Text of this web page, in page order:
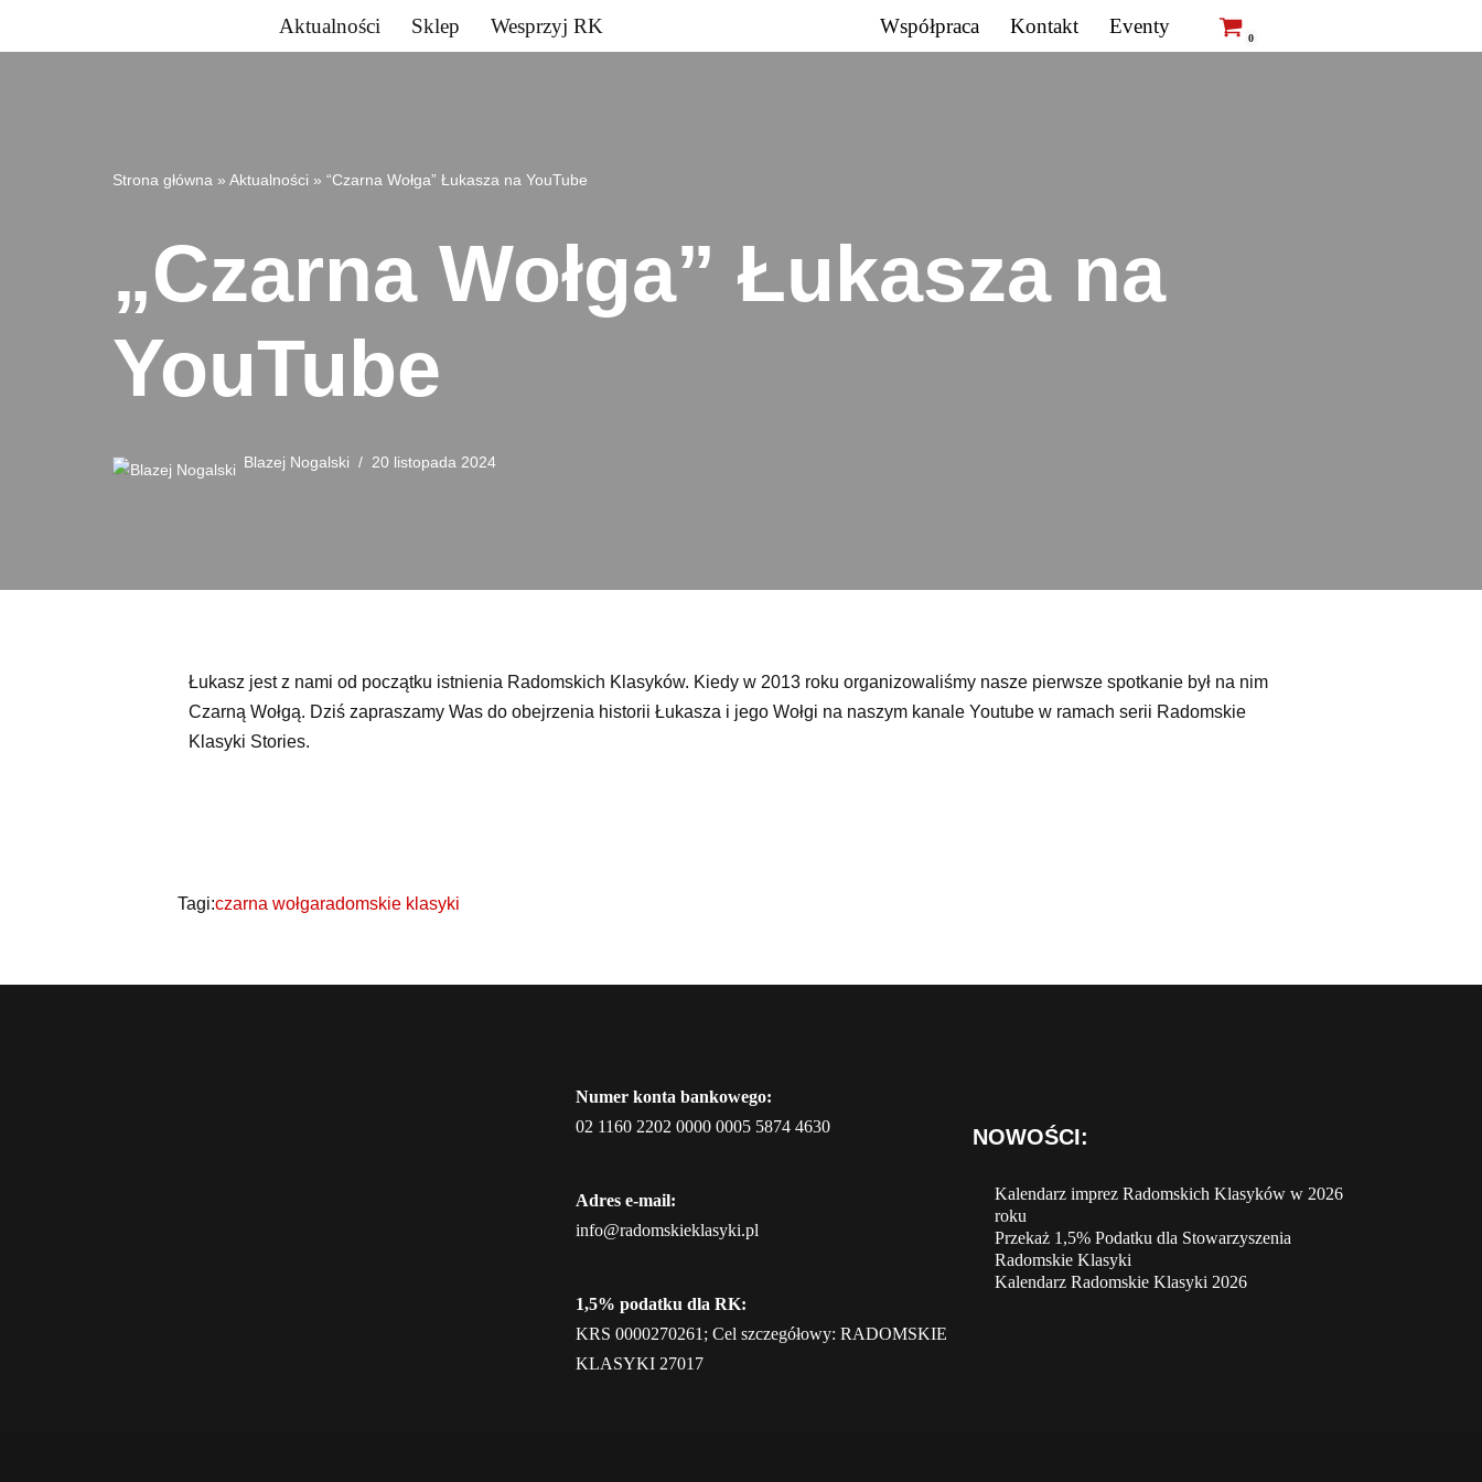
Aktualności Sklep Wesprzyj RK Współpraca Kontakt Eventy 0
Strona główna » Aktualności » “Czarna Wołga” Łukasza na YouTube
„Czarna Wołga” Łukasza na
YouTube
Blazej Nogalski 20 listopada 2024
Łukasz jest z nami od początku istnienia Radomskich Klasyków. Kiedy w 2013 roku organizowaliśmy nasze pierwsze spotkanie był na nim
Czarną Wołgą. Dziś zapraszamy Was do obejrzenia historii Łukasza i jego Wołgi na naszym kanale Youtube w ramach serii Radomskie
Klasyki Stories.
Tagi:czarna wołgaradomskie klasyki
Numer konta bankowego:
02 1160 2202 0000 0005 5874 4630
Adres e-mail:
info@radomskieklasyki.pl
1,5% podatku dla RK:
KRS 0000270261; Cel szczegółowy: RADOMSKIE
KLASYKI 27017
NOWOŚCI:
Kalendarz imprez Radomskich Klasyków w 2026
roku
Przekaż 1,5% Podatku dla Stowarzyszenia
Radomskie Klasyki
Kalendarz Radomskie Klasyki 2026